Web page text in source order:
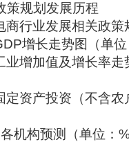
策规划发展历程
行业发展相关政策
增长走势图（单
增加值及增长率走
资产投资（不含农
机构预测（单位：